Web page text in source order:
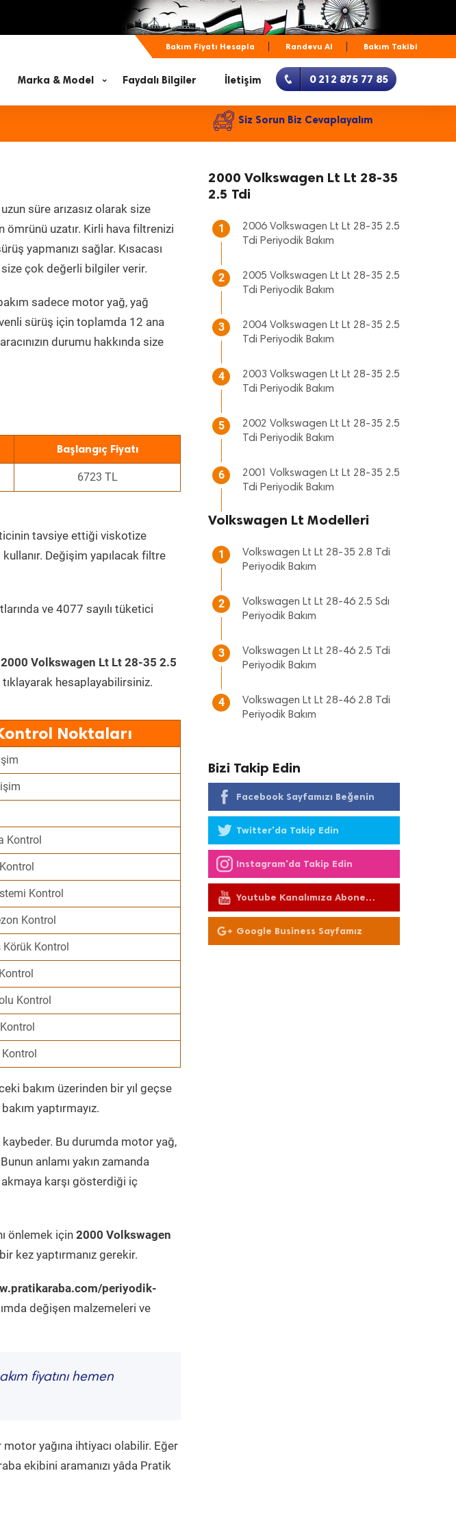
Bakım Fiyatı Hesapla Randevu Al Bakım Takibi
Marka & Model Faydalı Bilgiler İletişim 0 212 875 77 85
Siz Sorun Biz Cevaplayalım
süre arızasız olarak size
ömrünü uzatır. Kirli hava filtrenizi
yapmanızı sağlar. Kısacası
size çok değerli bilgiler verir.
sadece motor yağ, yağ
sürüş için toplamda 12 ana
durumu hakkında size
Başlangıç Fiyatı
6723 TL
tavsiye ettiği viskotize
Değişim yapılacak filtre
ve 4077 sayılı tüketici
2000 Volkswagen Lt Lt 28-35 2.5
tıklayarak hesaplayabilirsiniz.
Noktaları
Kontrol
Kontrol
Kontrol
Körük Kontrol
Kontrol
Kontrol
bakım üzerinden bir yıl geçse
yaptırmayız.
kaybeder. Bu durumda motor yağ,
anlamı yakın zamanda
karşı gösterdiği iç
önlemek için 2000 Volkswagen
kez yaptırmanız gerekir.
periyodik-
değişen malzemeleri ve
fiyatını hemen
motor yağına ihtiyacı olabilir. Eğer
ekibini aramanızı yâda Pratik
2000 Volkswagen Lt Lt 28-35
2.5 Tdi
1
2006 Volkswagen Lt Lt 28-35 2.5
Tdi Periyodik Bakım
2
2005 Volkswagen Lt Lt 28-35 2.5
Tdi Periyodik Bakım
3
2004 Volkswagen Lt Lt 28-35 2.5
Tdi Periyodik Bakım
4
2003 Volkswagen Lt Lt 28-35 2.5
Tdi Periyodik Bakım
5
2002 Volkswagen Lt Lt 28-35 2.5
Tdi Periyodik Bakım
6
2001 Volkswagen Lt Lt 28-35 2.5
Tdi Periyodik Bakım
Volkswagen Lt Modelleri
1
Volkswagen Lt Lt 28-35 2.8 Tdi
Periyodik Bakım
2
Volkswagen Lt Lt 28-46 2.5 Sdı
Periyodik Bakım
3
Volkswagen Lt Lt 28-46 2.5 Tdi
Periyodik Bakım
4
Volkswagen Lt Lt 28-46 2.8 Tdi
Periyodik Bakım
Bizi Takip Edin
Facebook Sayfamızı Beğenin
Twitter'da Takip Edin
Instagram'da Takip Edin
Youtube Kanalımıza Abone
Olun
Google Business Sayfamız